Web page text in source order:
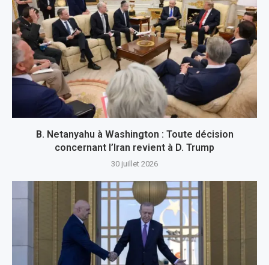
B. Netanyahu à Washington : Toute décision
concernant l’Iran revient à D. Trump
30 juillet 2026